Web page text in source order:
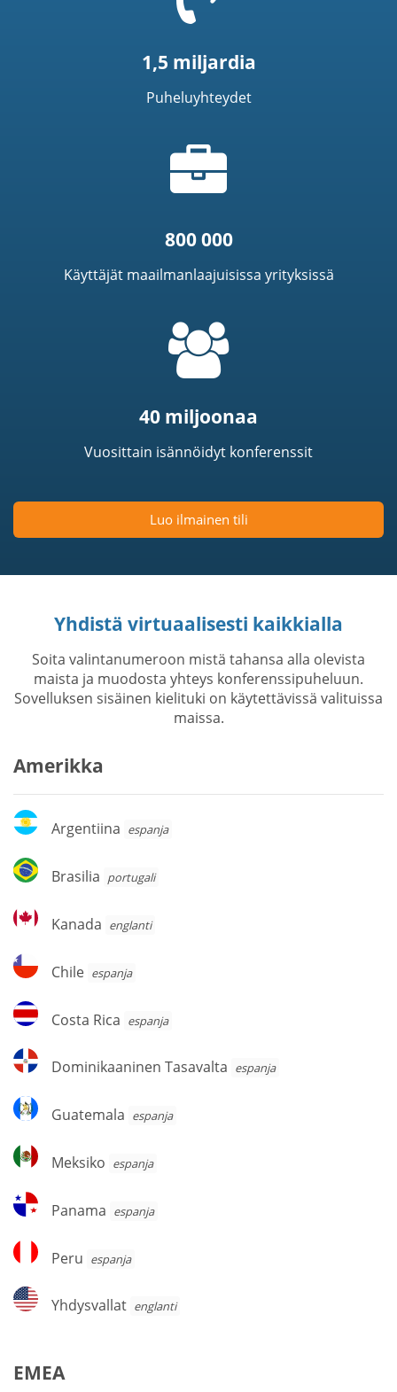
1,5 miljardia
Puheluyhteydet
800 000
Käyttäjät maailmanlaajuisissa yrityksissä
40 miljoonaa
Vuosittain isännöidyt konferenssit
Luo ilmainen tili
Yhdistä virtuaalisesti kaikkialla
Soita valintanumeroon mistä tahansa alla olevista
maista ja muodosta yhteys konferenssipuheluun.
Sovelluksen sisäinen kielituki on käytettävissä valituissa
maissa.
Amerikka
Argentiina
Argentiina espanja
Brasilia
Brasilia portugali
Kanada
Kanada englanti
Chile
Chile espanja
Costa
Rica
Costa Rica espanja
Dominikaaninen
Tasavalta
Dominikaaninen Tasavalta espanja
Guatemala
Guatemala espanja
Meksiko
Meksiko espanja
Panama
Panama espanja
Peru
Peru espanja
Yhdysvallat
Yhdysvallat englanti
EMEA